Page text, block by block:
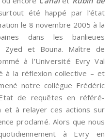
été happé par l’état
le 8 novembre 2005 à la
dans les banlieues
Zyed et Bouna. Maître de
à l’Université Evry Val
à la réflexion collective – et
notre collègue Frédéric
de requêtes en référé-
et à relayer ces actions sur
proclamé. Alors que nous
à Evry en